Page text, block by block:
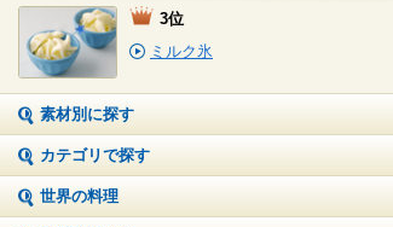
3位
ミルク氷
素材別に探す
カテゴリで探す
世界の料理